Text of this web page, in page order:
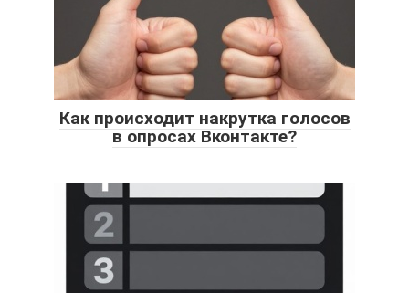
Как происходит накрутка голосов
в опросах Вконтакте?